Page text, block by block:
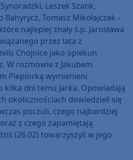
Leszek Szank,
Bahyrycz, Tomasz Mikołajczak -
najlepiej znały ś.p. Jarosława
przez lata z
Chojnice jako opiekun
W rozmowie z Jakubem
Piepiorką wymienieni
kilka dni temu Jarka. Opowiadają
okolicznościach dowiedzieli się
poczuli, czego najbardziej
z czego zapamiętają
(26.02) towarzyszyli w jego